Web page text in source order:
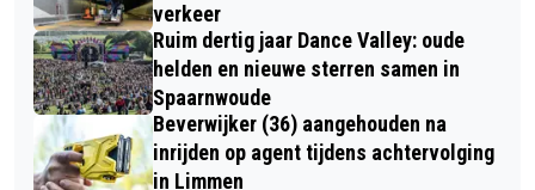
verkeer
Ruim dertig jaar Dance Valley: oude
helden en nieuwe sterren samen in
Spaarnwoude
Beverwijker (36) aangehouden na
inrijden op agent tijdens achtervolging
in Limmen